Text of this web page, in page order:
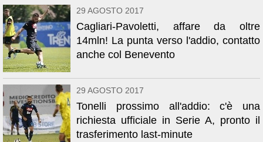
29 AGOSTO 2017
Cagliari-Pavoletti, affare da oltre
14mln! La punta verso l'addio, contatto
anche col Benevento
29 AGOSTO 2017
Tonelli prossimo all'addio: c'è una
richiesta ufficiale in Serie A, pronto il
trasferimento last-minute